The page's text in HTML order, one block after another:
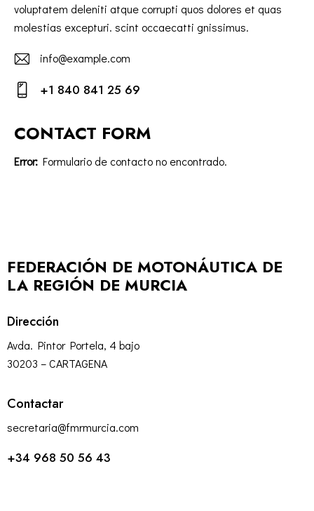
voluptatem deleniti atque corrupti quos dolores et quas
molestias excepturi. scint occaecatti gnissimus.
E-
m
info@example.com
on
+1 840 841 25 69
CONTACT FORM
Error: Formulario de contacto no encontrado.
FEDERACIÓN DE MOTONÁUTICA DE
LA REGIÓN DE MURCIA
Dirección
Avda. Pintor Portela, 4 bajo
30203 – CARTAGENA
Contactar
secretaria@fmrmurcia.com
+34 968 50 56 43